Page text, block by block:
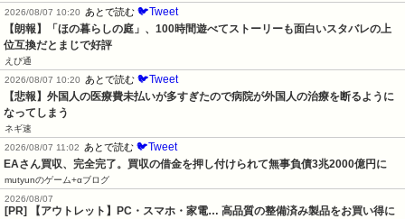
2026/08/07 10:20
あとで読む 🐦Tweet
【朗報】「ほの暮らしの庭」、100時間遊べてストーリーも面白いスタバレの上
位互換だとまじで好評
えび通
2026/08/07 10:20
あとで読む 🐦Tweet
【悲報】外国人の医療費未払いが多すぎたので病院が外国人の治療を断るように
なってしまう
ネギ速
2026/08/07 11:02
あとで読む 🐦Tweet
EAさん買収、完全完了。買収の借金を押し付けられて無事負債3兆2000億円に
mutyunのゲーム+αブログ
2026/08/07
[PR] 【アウトレット】PC・スマホ・家電… 高品質の整備済み製品をお買い得に